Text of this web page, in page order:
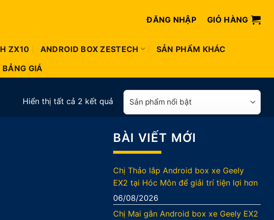
ĐĂNG NHẬP GIỎ HÀNG
ZX10 ANDROID BOX ZESTECH
SẢN PHẨM KHÁC
BẢNG GIÁ
Hiển thị tất cả 2 kết quả
BÀI VIẾT MỚI
Chị Thảo lắp Android box xe Geely
EX2 tại Hóc Môn để giải trí tiện lợi hơn
06/08/2026
Chị Mai gắn Android box xe Geely EX2